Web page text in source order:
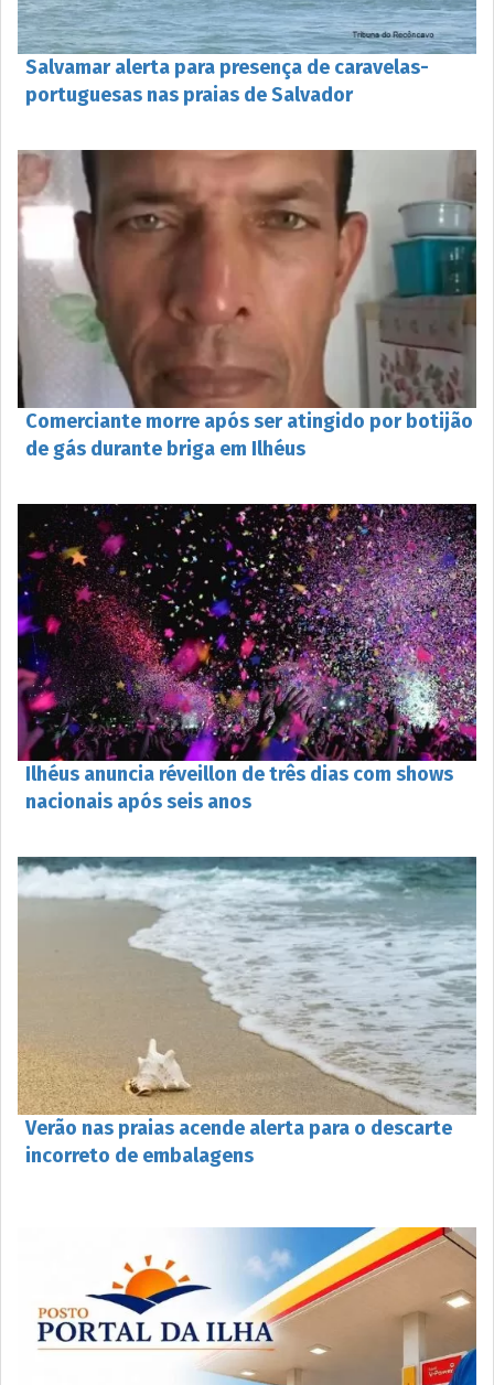
Salvamar alerta para presença de caravelas-
portuguesas nas praias de Salvador
Comerciante morre após ser atingido por botijão
de gás durante briga em Ilhéus
Ilhéus anuncia réveillon de três dias com shows
nacionais após seis anos
Verão nas praias acende alerta para o descarte
incorreto de embalagens